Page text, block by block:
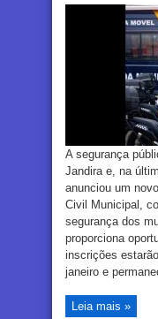
A segurança
Jandira e, na
anunciou um
Civil Municipal,
segurança dos
proporciona
inscrições
janeiro e
Leia mais »